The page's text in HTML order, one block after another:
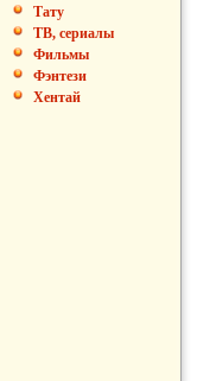
Тату
ТВ, сериалы
Фильмы
Фэнтези
Хентай